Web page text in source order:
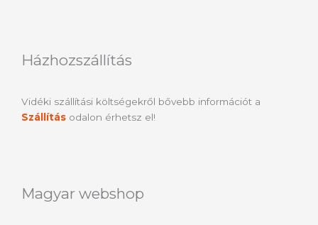
Házhozszállítás
Vidéki szállítási költségekről bővebb információt a
Szállítás odalon érhetsz el!
Magyar webshop